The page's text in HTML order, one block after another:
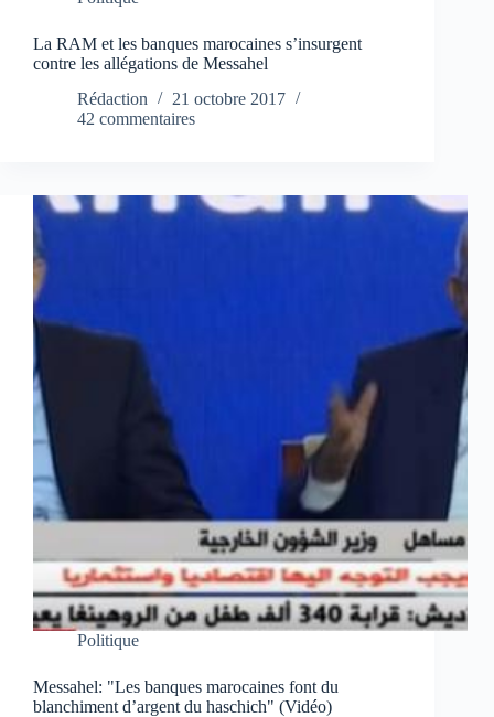
La RAM et les banques marocaines s’insurgent
contre les allégations de Messahel
Rédaction
21 octobre 2017
42 commentaires
Politique
Messahel: "Les banques marocaines font du
blanchiment d’argent du haschich" (Vidéo)